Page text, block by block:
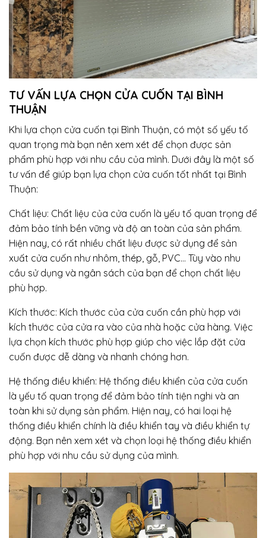
TƯ VẤN LỰA CHỌN CỬA CUỐN TẠI BÌNH
THUẬN
Khi lựa chọn cửa cuốn tại Bình Thuận, có một số yếu tố
quan trọng mà bạn nên xem xét để chọn được sản
phẩm phù hợp với nhu cầu của mình. Dưới đây là một số
tư vấn để giúp bạn lựa chọn cửa cuốn tốt nhất tại Bình
Thuận:
Chất liệu: Chất liệu của cửa cuốn là yếu tố quan trọng để
đảm bảo tính bền vững và độ an toàn của sản phẩm.
Hiện nay, có rất nhiều chất liệu được sử dụng để sản
xuất cửa cuốn như nhôm, thép, gỗ, PVC… Tùy vào nhu
cầu sử dụng và ngân sách của bạn để chọn chất liệu
phù hợp.
Kích thước: Kích thước của cửa cuốn cần phù hợp với
kích thước của cửa ra vào của nhà hoặc cửa hàng. Việc
lựa chọn kích thước phù hợp giúp cho việc lắp đặt cửa
cuốn được dễ dàng và nhanh chóng hơn.
Hệ thống điều khiển: Hệ thống điều khiển của cửa cuốn
là yếu tố quan trọng để đảm bảo tính tiện nghi và an
toàn khi sử dụng sản phẩm. Hiện nay, có hai loại hệ
thống điều khiển chính là điều khiển tay và điều khiển tự
động. Bạn nên xem xét và chọn loại hệ thống điều khiển
phù hợp với nhu cầu sử dụng của mình.